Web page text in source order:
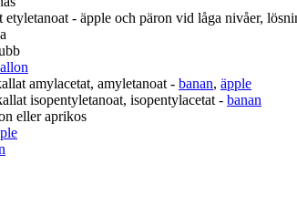
etyletanoat - äpple och päron vid låga nivåer,
amylacetat, amyletanoat - banan, äpple
isopentyletanoat, isopentylacetat - banan
eller aprikos